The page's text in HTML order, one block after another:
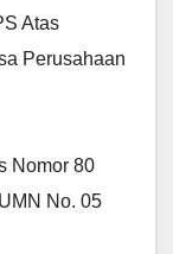
Atas
Perusahaan
Nomor 80
No. 05